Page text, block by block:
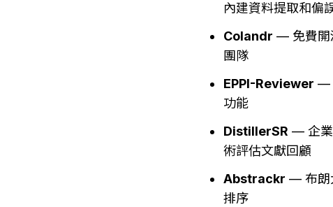
內建資料提取和偏
Colandr — 免費開
團隊
EPPI-Reviewer —
功能
DistillerSR — 企業
術評估文獻回顧
Abstrackr — 布朗
排序